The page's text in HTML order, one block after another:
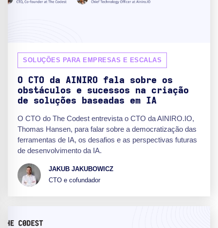
SOLUÇÕES PARA EMPRESAS E ESCALAS
O CTO da AINIRO fala sobre os
obstáculos e sucessos na criação
de soluções baseadas em IA
O CTO do The Codest entrevista o CTO da AINIRO.IO,
Thomas Hansen, para falar sobre a democratização das
ferramentas de IA, os desafios e as perspectivas futuras
de desenvolvimento da IA.
JAKUB JAKUBOWICZ
CTO e cofundador